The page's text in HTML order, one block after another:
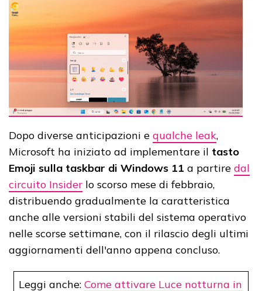
Dopo diverse anticipazioni e qualche leak,
Microsoft ha iniziato ad implementare il tasto
Emoji sulla taskbar di Windows 11 a partire dal
circuito Insider lo scorso mese di febbraio,
distribuendo gradualmente la caratteristica
anche alle versioni stabili del sistema operativo
nelle scorse settimane, con il rilascio degli ultimi
aggiornamenti dell'anno appena concluso.
Leggi anche: Come attivare Luce notturna in